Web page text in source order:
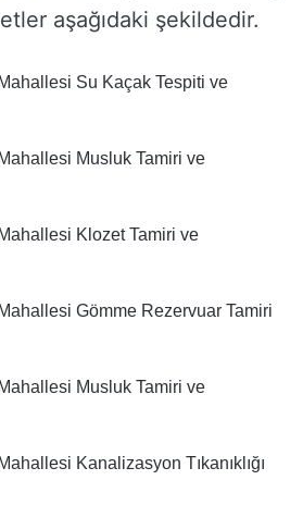
aşağıdaki şekildedir.
Su Kaçak Tespiti ve
Musluk Tamiri ve
Klozet Tamiri ve
Gömme Rezervuar Tamiri
Musluk Tamiri ve
Kanalizasyon Tıkanıklığı